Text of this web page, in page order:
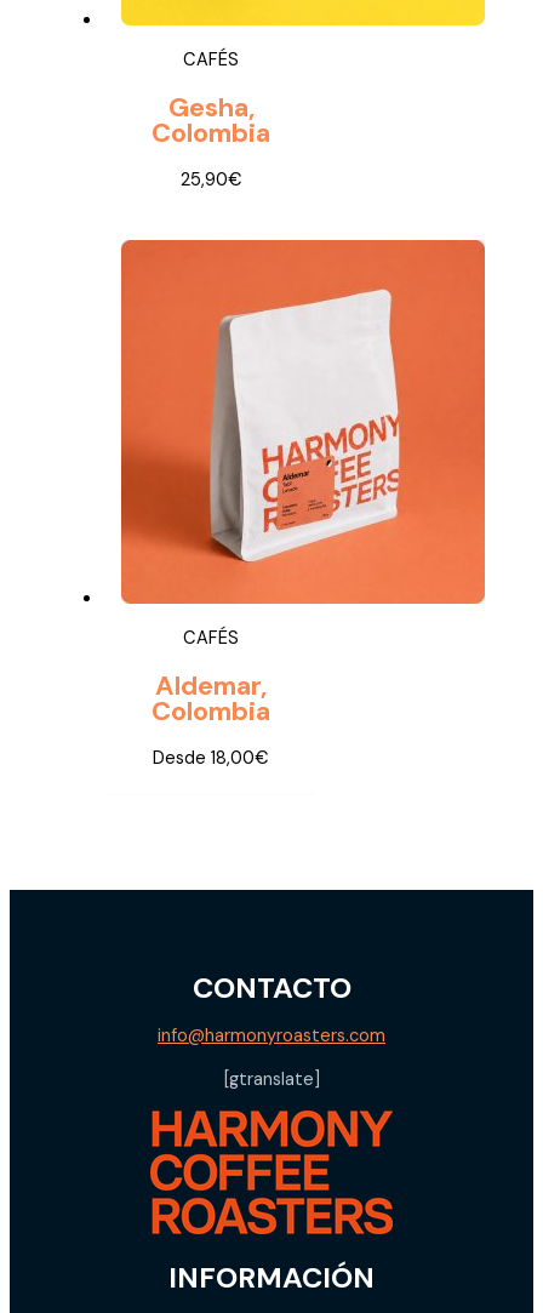
CAFÉS
Gesha,
Colombia
25,90€
CAFÉS
Aldemar,
Colombia
Desde18,00€
CONTACTO
info@harmonyroasters.com
[gtranslate]
INFORMACIÓN